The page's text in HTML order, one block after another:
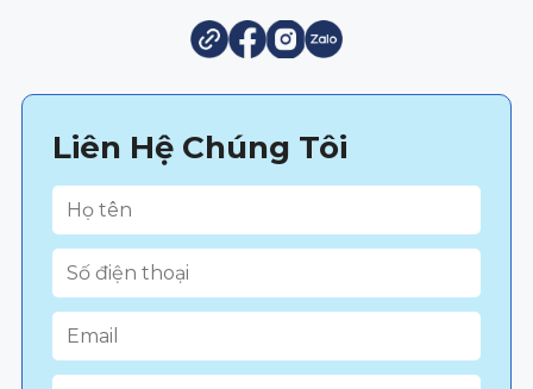
Liên Hệ Chúng Tôi